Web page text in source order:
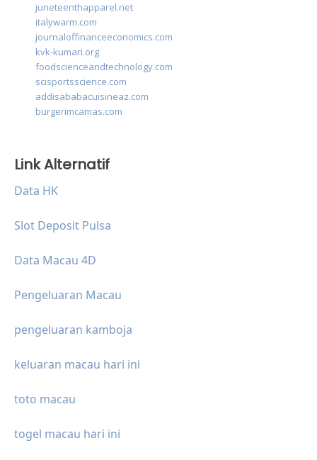
juneteenthapparel.net
italywarm.com
journaloffinanceeconomics.com
kvk-kumari.org
foodscienceandtechnology.com
scisportsscience.com
addisababacuisineaz.com
burgerimcamas.com
Link Alternatif
Data HK
Slot Deposit Pulsa
Data Macau 4D
Pengeluaran Macau
pengeluaran kamboja
keluaran macau hari ini
toto macau
togel macau hari ini